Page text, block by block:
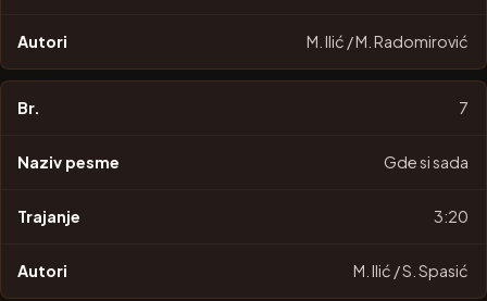
M. Ilić / M. Radomirović
7
Gde si sada
3:20
M. Ilić / S. Spasić